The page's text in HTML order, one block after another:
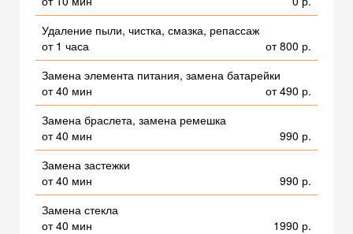
Удаление пыли, чистка, смазка, репассаж
от 1 часа
от 800 р.
Замена элемента питания, замена батарейки
от 40 мин
от 490 р.
Замена браслета, замена ремешка
от 40 мин
990 р.
Замена застежки
от 40 мин
990 р.
Замена стекла
от 40 мин
1990 р.